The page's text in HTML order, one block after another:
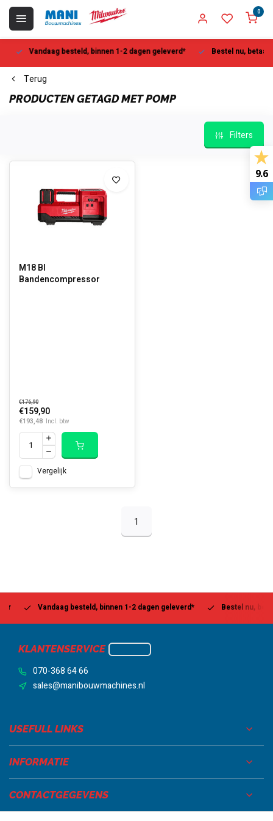
0
Vandaag besteld, binnen 1-2 dagen geleverd* Bestel nu, betaal
Terug
PRODUCTEN GETAGD MET POMP
Filters
M18 BI
Bandencompressor
€176,90
€159,90
€193,48 Incl. btw
Vergelijk
1
Vandaag besteld, binnen 1-2 dagen geleverd* Bestel nu, betaal
KLANTENSERVICE
070-368 64 66
sales@manibouwmachines.nl
USEFULL LINKS
INFORMATIE
CONTACTGEGEVENS
9.6